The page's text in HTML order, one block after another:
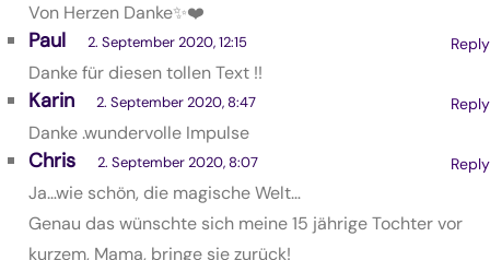
Von Herzen Danke✨❤️
Reply
Paul 2. September 2020, 12:15
Danke für diesen tollen Text !!
Reply
Karin 2. September 2020, 8:47
Danke .wundervolle Impulse
Reply
Chris 2. September 2020, 8:07
Ja…wie schön, die magische Welt…
Genau das wünschte sich meine 15 jährige Tochter vor
kurzem, Mama, bringe sie zurück!